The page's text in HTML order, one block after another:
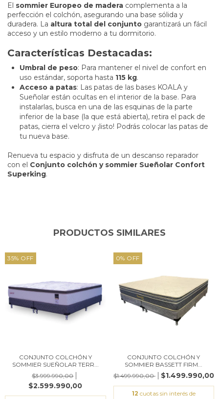
El sommier Europeo de madera complementa a la
perfección el colchón, asegurando una base sólida y
duradera. La altura total del conjunto garantizará un fácil
acceso y un estilo moderno a tu dormitorio.
Características Destacadas:
Umbral de peso: Para mantener el nivel de confort en
uso estándar, soporta hasta 115 kg.
Acceso a patas: Las patas de las bases KOALA y
Sueñolar están ocultas en el interior de la base. Para
instalarlas, busca en una de las esquinas de la parte
inferior de la base (la que está abierta), retira el pack de
patas, cierra el velcro y ¡listo! Podrás colocar las patas de
tu nueva base.
Renueva tu espacio y disfruta de un descanso reparador
con el Conjunto colchón y sommier Sueñolar Confort
Superking.
PRODUCTOS SIMILARES
35% OFF
CONJUNTO COLCHÓN Y
SOMMIER SUEÑOLAR TERR...
$3.999.990,00
$2.599.990,00
0% OFF
CONJUNTO COLCHÓN Y
SOMMIER BASSETT FIRM...
$1.499.990,00
$1.499.990,00
12 cuotas sin interés de